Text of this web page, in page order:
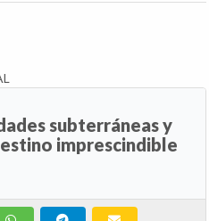
subterráneas y
imprescindible